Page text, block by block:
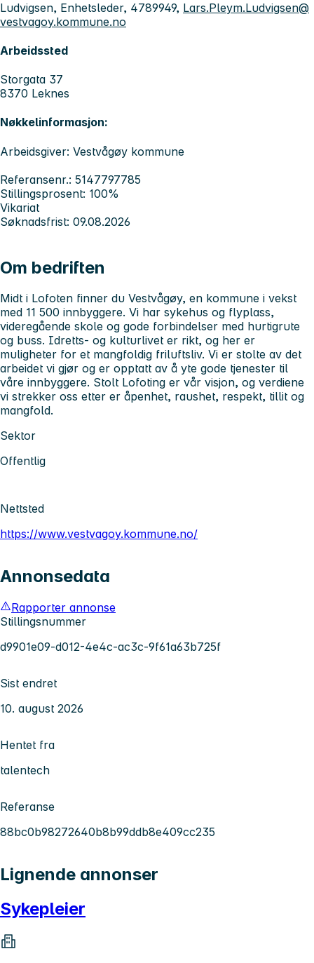
Ludvigsen, Enhetsleder, 4789949, Lars.Pleym.Ludvigsen@
vestvagoy.kommune.no
Arbeidssted
Storgata 37
8370 Leknes
Nøkkelinformasjon:
Arbeidsgiver: Vestvågøy kommune
Referansenr.: 5147797785
Stillingsprosent: 100%
Vikariat
Søknadsfrist: 09.08.2026
Om bedriften
Midt i Lofoten finner du Vestvågøy, en kommune i vekst
med 11 500 innbyggere. Vi har sykehus og flyplass,
videregående skole og gode forbindelser med hurtigrute
og buss. Idretts- og kulturlivet er rikt, og her er
muligheter for et mangfoldig friluftsliv. Vi er stolte av det
arbeidet vi gjør og er opptatt av å yte gode tjenester til
våre innbyggere. Stolt Lofoting er vår visjon, og verdiene
vi strekker oss etter er åpenhet, raushet, respekt, tillit og
mangfold.
Sektor
Offentlig
Nettsted
https://www.vestvagoy.kommune.no/
Annonsedata
Rapporter annonse
Stillingsnummer
d9901e09-d012-4e4c-ac3c-9f61a63b725f
Sist endret
10. august 2026
Hentet fra
talentech
Referanse
88bc0b98272640b8b99ddb8e409cc235
Lignende annonser
Sykepleier